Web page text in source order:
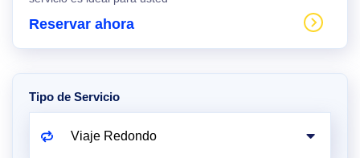
Reservar ahora
Tipo de Servicio